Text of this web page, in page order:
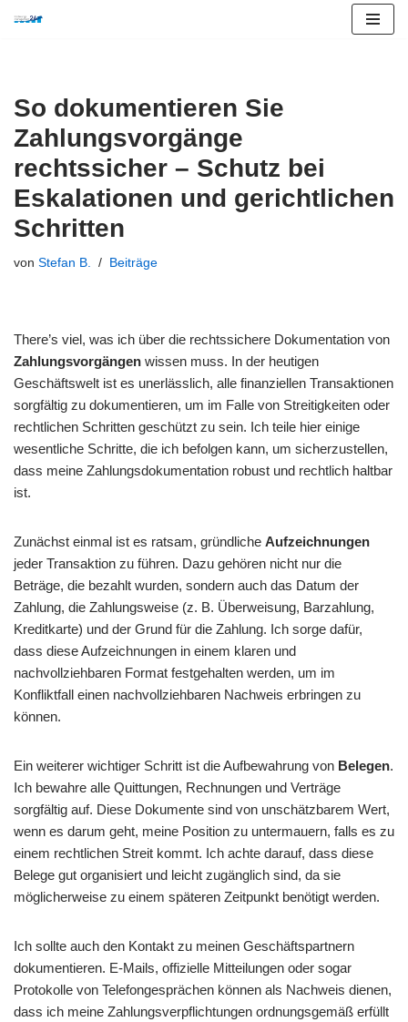
So dokumentieren Sie
Zahlungsvorgänge
rechtssicher – Schutz bei
Eskalationen und gerichtlichen
Schritten
von Stefan B. Beiträge
There’s viel, was ich über die rechtssichere Dokumentation von
Zahlungsvorgängen wissen muss. In der heutigen
Geschäftswelt ist es unerlässlich, alle finanziellen Transaktionen
sorgfältig zu dokumentieren, um im Falle von Streitigkeiten oder
rechtlichen Schritten geschützt zu sein. Ich teile hier einige
wesentliche Schritte, die ich befolgen kann, um sicherzustellen,
dass meine Zahlungsdokumentation robust und rechtlich haltbar
ist.
Zunächst einmal ist es ratsam, gründliche Aufzeichnungen
jeder Transaktion zu führen. Dazu gehören nicht nur die
Beträge, die bezahlt wurden, sondern auch das Datum der
Zahlung, die Zahlungsweise (z. B. Überweisung, Barzahlung,
Kreditkarte) und der Grund für die Zahlung. Ich sorge dafür,
dass diese Aufzeichnungen in einem klaren und
nachvollziehbaren Format festgehalten werden, um im
Konfliktfall einen nachvollziehbaren Nachweis erbringen zu
können.
Ein weiterer wichtiger Schritt ist die Aufbewahrung von Belegen.
Ich bewahre alle Quittungen, Rechnungen und Verträge
sorgfältig auf. Diese Dokumente sind von unschätzbarem Wert,
wenn es darum geht, meine Position zu untermauern, falls es zu
einem rechtlichen Streit kommt. Ich achte darauf, dass diese
Belege gut organisiert und leicht zugänglich sind, da sie
möglicherweise zu einem späteren Zeitpunkt benötigt werden.
Ich sollte auch den Kontakt zu meinen Geschäftspartnern
dokumentieren. E-Mails, offizielle Mitteilungen oder sogar
Protokolle von Telefongesprächen können als Nachweis dienen,
dass ich meine Zahlungsverpflichtungen ordnungsgemäß erfüllt